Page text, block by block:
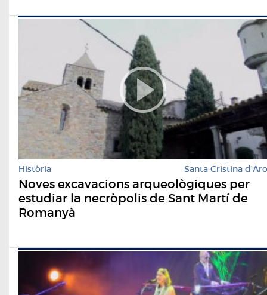
Història Santa Cristina d'Aro
Noves excavacions arqueològiques per
estudiar la necròpolis de Sant Martí de
Romanyà